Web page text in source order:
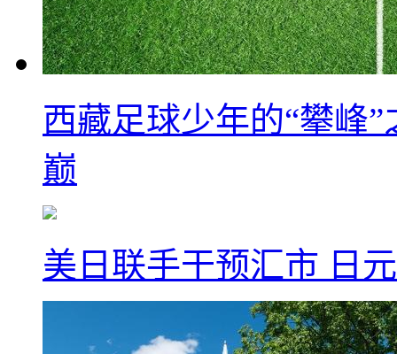
西藏足球少年的“攀峰
巅
美日联手干预汇市 日